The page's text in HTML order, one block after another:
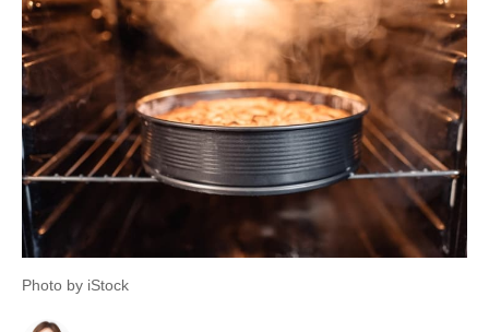
Photo by iStock